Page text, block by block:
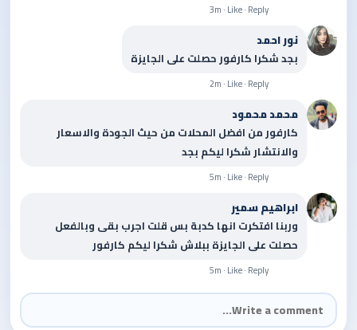
3m · Like · Reply
نور احمد
بجد شكرا كارفور حصلت على الجايزة
2m · Like · Reply
محمد محمود
كارفور من افضل المحلات من حيث الجودة والاسعار
والانتشار شكرا ليكم بجد
5m · Like · Reply
ابراهيم سمير
وربنا افتكرت انها كدبة بس قلت اجرب بقى وبالفعل
حصلت على الجايزة ببلاش شكرا ليكم كارفور
5m · Like · Reply